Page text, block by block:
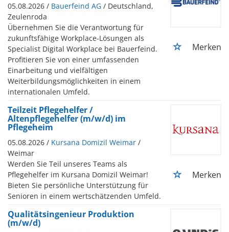
05.08.2026 / Bauerfeind AG / Deutschland,
Zeulenroda
Übernehmen Sie die Verantwortung für
zukunftsfähige Workplace-Lösungen als
Specialist Digital Workplace bei Bauerfeind.
Profitieren Sie von einer umfassenden
Einarbeitung und vielfältigen
Weiterbildungsmöglichkeiten in einem
internationalen Umfeld.
Merken
Teilzeit Pflegehelfer /
Altenpflegehelfer (m/w/d) im
Pflegeheim
05.08.2026 / Kursana Domizil Weimar /
Weimar
Werden Sie Teil unseres Teams als
Pflegehelfer im Kursana Domizil Weimar!
Bieten Sie persönliche Unterstützung für
Senioren in einem wertschätzenden Umfeld.
Merken
Qualitätsingenieur Produktion
(m/w/d)